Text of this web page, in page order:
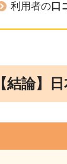
利用者の口
【結論】